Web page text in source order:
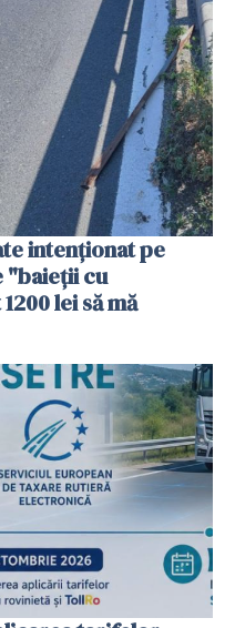
intenționat pe
"baieții cu
lei să mă